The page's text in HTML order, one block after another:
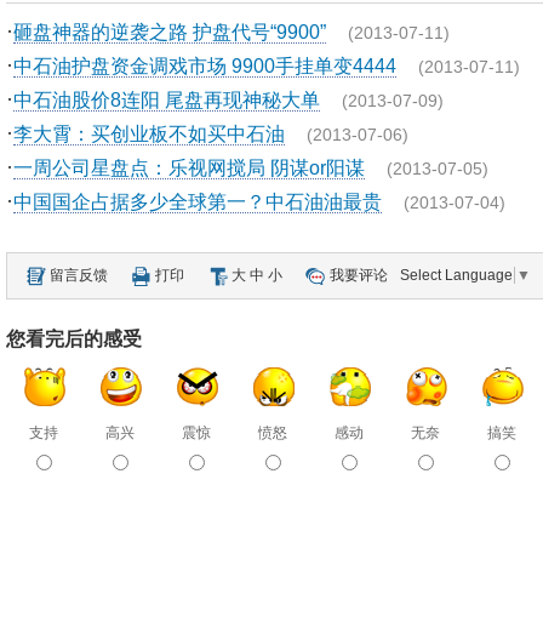
·砸盘神器的逆袭之路 护盘代号“9900” (2013-07-11)
·中石油护盘资金调戏市场 9900手挂单变4444 (2013-07-11)
·中石油股价8连阳 尾盘再现神秘大单 (2013-07-09)
·李大霄：买创业板不如买中石油 (2013-07-06)
·一周公司星盘点：乐视网搅局 阴谋or阳谋 (2013-07-05)
·中国国企占据多少全球第一？中石油油最贵 (2013-07-04)
留言反馈 打印 大 中 小 我要评论 Select Language ▼
您看完后的感受
支持 高兴 震惊 愤怒 感动 无奈 搞笑